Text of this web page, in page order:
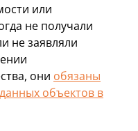
или
не получали
не заявляли
они обязаны
объектов в